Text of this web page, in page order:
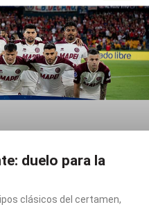
duelo para la
clásicos del certamen,